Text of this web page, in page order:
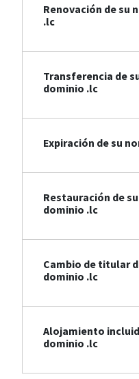
Renovación de su
.lc
Transferencia de
dominio .lc
Expiración de su
Restauración de
dominio .lc
Cambio de titular
dominio .lc
Alojamiento
dominio .lc